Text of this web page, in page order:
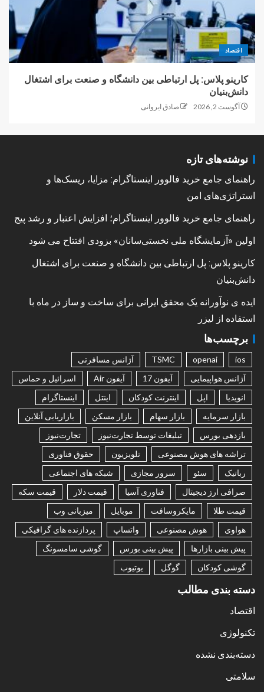
اقتصاد
کارینو پلاس: پل ارتباطی بین دانشگاه و صنعت برای اشتغال
دانش‌بنیان
آگوست 2, 2026 صادق ایروانی
نوشته‌های تازه
راهنمای جامع خرید فالوور اینستاگرام: مزایا، ریسک‌ها و
استراتژی‌های امن
راهنمای جامع خرید فالوور اینستاگرام؛ افزایش اعتبار و رشد پیج
اولین «آزمایشگاه ملی نخستی‌سانان» بزودی افتتاح می شود
کارینو پلاس: پل ارتباطی بین دانشگاه و صنعت برای اشتغال
دانش‌بنیان
ایده ی نوآورانه یک محقق ایرانی برای ساخت و ساز در ماه با
استفاده از لیزر
برچسب‌ها
ios
openai
TSMC
آژانس مسافرتی
آژانس هواپیمایی
آیفون 17 آیفون Air
اسرائیل و حماس
انویدیا
اپل اینترنت کودکان اینتل
اینستاگرام
بازار سرمایه
بازار سهام بازار مسکن
بازاریابی آنلاین
بازدهی بورس
تبلیغات توسط تجارت‌نیوز
تجارت‌نیوز
تراشه های هوش مصنوعی
تلویزیون
حقوق فناوری
رباتیک
سئو سرور مجازی
شبکه های اجتماعی
صرافی ارز دیجیتال
فناوری آسیا قیمت دلار
قیمت سکه
قیمت طلا
مایکروسافت موبایل
میزبانی وب
هواوی
هوش مصنوعی واتساپ
پردازنده های گرافیکی
پیش بینی بازارها
پیش بینی بورس
گوشی سامسونگ
گوشی کودکان
گوگل یوتیوب
دسته بندی مطالب
اقتصاد
تکنولوژی
دسته‌بندی نشده
سلامتی